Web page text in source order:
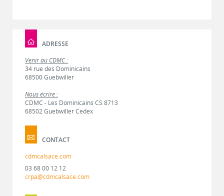
ADRESSE
Venir au CDMC :
34 rue des Dominicains
68500 Guebwiller
Nous écrire :
CDMC - Les Dominicains CS 8713
68502 Guebwiller Cedex
CONTACT
cdmcalsace.com
03 68 00 12 12
crpa@cdmcalsace.com